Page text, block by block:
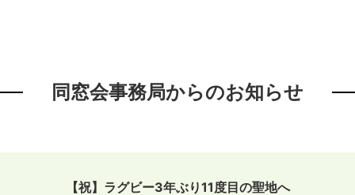
同窓会事務局からのお知らせ
【祝】ラグビー3年ぶり11度目の聖地へ